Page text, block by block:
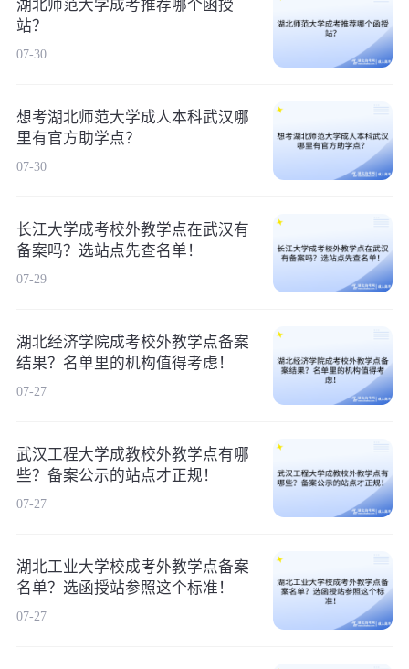
湖北师范大学成考推荐哪个函授
站？
07-30
想考湖北师范大学成人本科武汉哪
里有官方助学点？
07-30
长江大学成考校外教学点在武汉有
备案吗？选站点先查名单！
07-29
湖北经济学院成考校外教学点备案
结果？名单里的机构值得考虑！
07-27
武汉工程大学成教校外教学点有哪
些？备案公示的站点才正规！
07-27
湖北工业大学校成考外教学点备案
名单？选函授站参照这个标准！
07-27